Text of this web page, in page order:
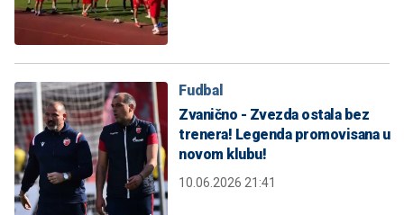
Fudbal
Zvanično - Zvezda ostala bez
trenera! Legenda promovisana u
novom klubu!
10.06.2026 21:41